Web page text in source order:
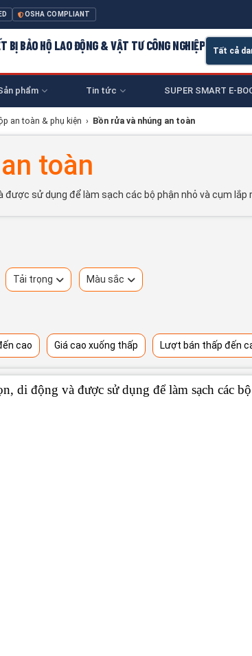
OSHA COMPLIANT
BỊ BẢO HỘ LAO ĐỘNG & VẬT TƯ CÔNG NGHIỆP
phẩm Tin tức SUPER SMART E-
an toàn & phụ kiện › Bồn rửa và nhúng an toàn
toàn
sử dụng để làm sạch các bộ phận nhỏ và cụm lắp
Tải trọng Màu sắc
cao Giá cao xuống thấp Lượt bán thấp đến
di động và được sử dụng để làm sạch các